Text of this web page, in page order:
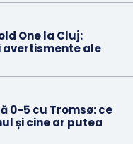
One la Cluj:
avertismente ale
0-5 cu Tromsø: ce
și cine ar putea